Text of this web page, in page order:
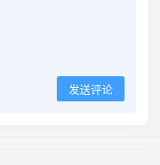
发送评论